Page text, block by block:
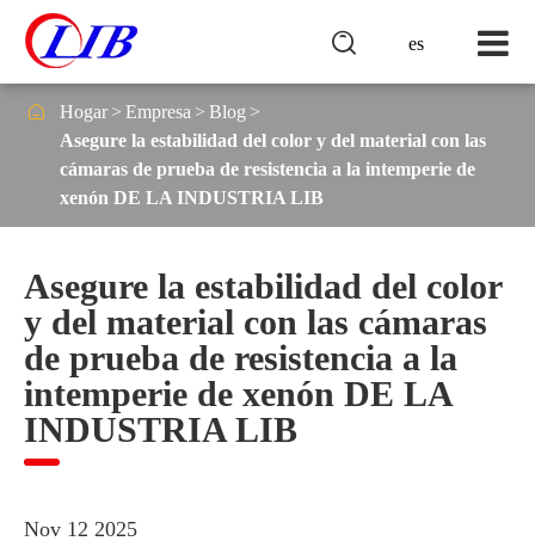
es

 Hogar Empresa
Blog
Asegure la estabilidad del color y del material con las
cámaras de prueba de resistencia a la intemperie de
xenón DE LA INDUSTRIA LIB
Asegure la estabilidad del color
y del material con las cámaras
de prueba de resistencia a la
intemperie de xenón DE LA
INDUSTRIA LIB
Nov 12 2025